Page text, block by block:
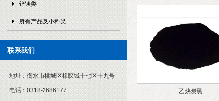
锌镁类
所有产品及小料类
联系我们
地址： 衡水市桃城区橡胶城十七区十九号
电话： 0318-2686177 乙炔炭黑